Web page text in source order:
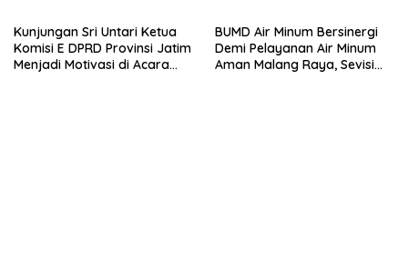
Kunjungan Sri Untari Ketua
Komisi E DPRD Provinsi Jatim
Menjadi Motivasi di Acara
BUMD Air Minum Bersinergi
Demi Pelayanan Air Minum
Aman Malang Raya, Sevisi